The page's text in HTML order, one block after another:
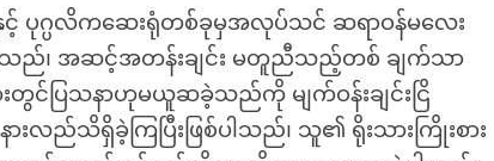
နှင့် ပုဂ္ပလိကဆေးရုံတစ်ခုမှအလုပ်သင် ဆရာဝန်မလေး
သည်၊ အဆင့်အတန်းချင်း မတူညီသည့်တစ် ချက်သာ
င်ပြသနာဟုမယူဆခဲ့သည်ကို မျက်ဝန်းချင်းငြိ
ည်သိရှိခဲ့ကြပြီးဖြစ်ပါသည်၊ သူ၏ ရိုးသားကြိုးစား